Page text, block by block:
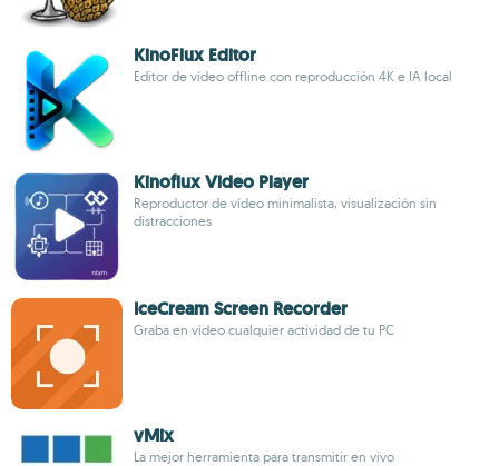
KinoFlux Editor
Editor de vídeo offline con reproducción 4K e IA local
Kinoflux Video Player
Reproductor de vídeo minimalista, visualización sin
distracciones
IceCream Screen Recorder
Graba en vídeo cualquier actividad de tu PC
vMix
La mejor herramienta para transmitir en vivo